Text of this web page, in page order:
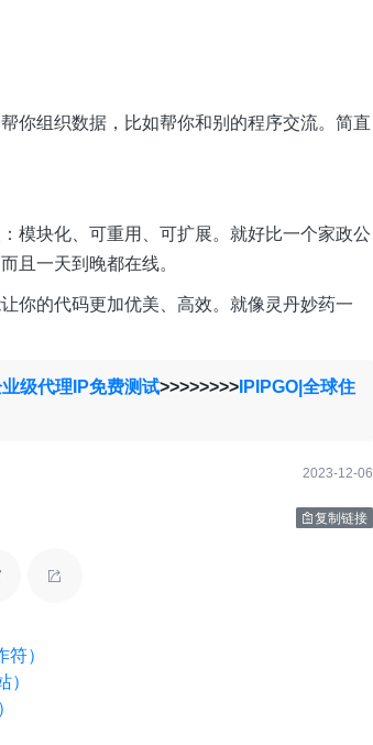
你组织数据，比如帮你和别的程序交流。简直
模块化、可重用、可扩展。就好比一个家政公
且一天到晚都在线。
你的代码更加优美、高效。就像灵丹妙药一
级代理IP免费测试>>>>>>>>IPIPGO|全球住
2023-12-06
复制链接
）
）